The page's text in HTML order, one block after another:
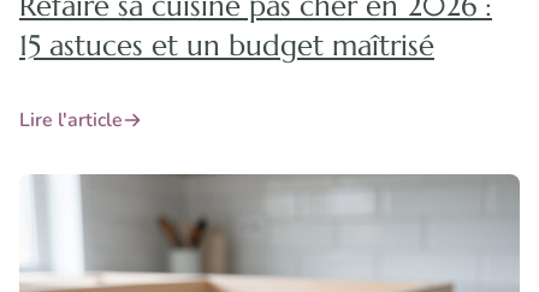
15 astuces et un budget maîtrisé
Lire l'article